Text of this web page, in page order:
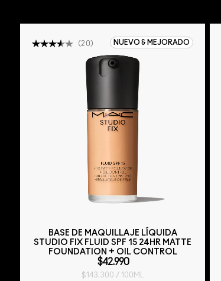
NUEVO & MEJORADO
( 20 )
BASE DE MAQUILLAJE LÍQUIDA
STUDIO FIX FLUID SPF 15 24HR MATTE
FOUNDATION + OIL CONTROL
$42.990
$143.300 / 100ML